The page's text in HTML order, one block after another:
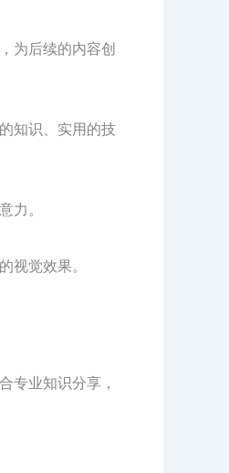
为后续的内容创
知识、实用的技
力。
视觉效果。
专业知识分享，